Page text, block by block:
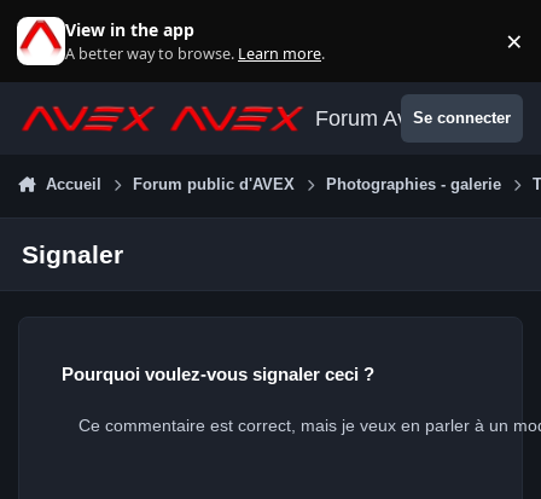
View in the app
A better way to browse. Learn more. ×
Forum AvexSe connecter
Accueil Forum public d'AVEX Photographies - galerie
Signaler
Pourquoi voulez-vous signaler ceci ?